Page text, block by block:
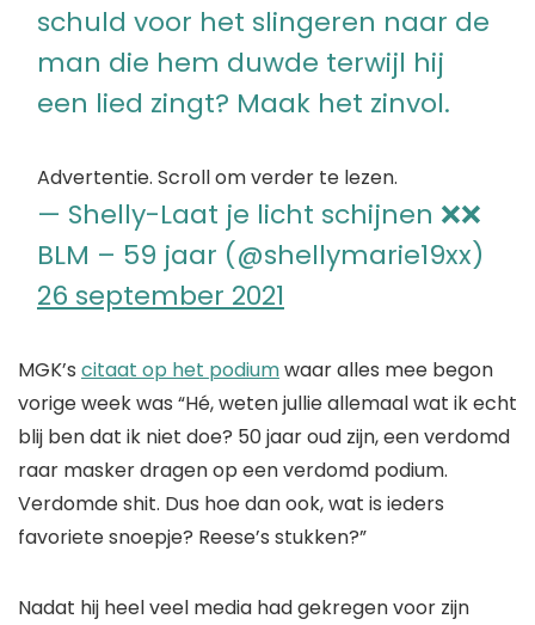
schuld voor het slingeren naar de
man die hem duwde terwijl hij
een lied zingt? Maak het zinvol.
Advertentie. Scroll om verder te lezen.
— Shelly-Laat je licht schijnen ❌❌
BLM – 59 jaar (@shellymarie19xx)
26 september 2021
MGK’s citaat op het podiumwaar alles mee begon
vorige week was “Hé, weten jullie allemaal wat ik echt
blij ben dat ik niet doe? 50 jaar oud zijn, een verdomd
raar masker dragen op een verdomd podium.
Verdomde shit. Dus hoe dan ook, wat is ieders
favoriete snoepje? Reese’s stukken?”
Nadat hij heel veel media had gekregen voor zijn